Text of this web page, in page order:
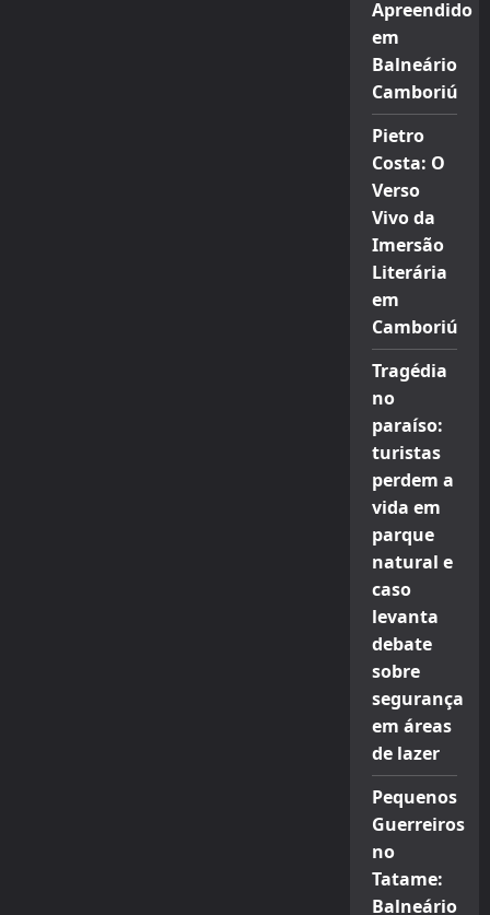
Apreendido
em
Balneário
Camboriú
Pietro
Costa: O
Verso
Vivo da
Imersão
Literária
em
Camboriú
Tragédia
no
paraíso:
turistas
perdem a
vida em
parque
natural e
caso
levanta
debate
sobre
segurança
em áreas
de lazer
Pequenos
Guerreiros
no
Tatame:
Balneário